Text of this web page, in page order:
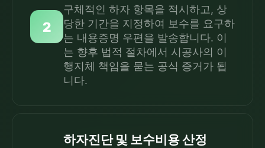
2
구체적인 하자 항목을 적시하고, 상
당한 기간을 지정하여 보수를 요구하
는 내용증명 우편을 발송합니다. 이
는 향후 법적 절차에서 시공사의 이
행지체 책임을 묻는 공식 증거가 됩
니다.
하자진단 및 보수비용 산정